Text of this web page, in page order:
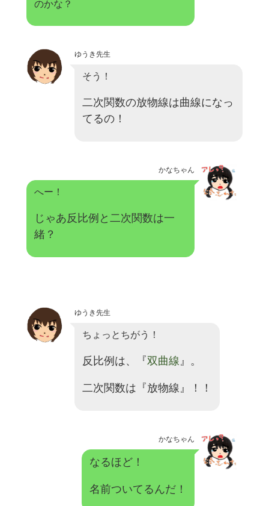
のかな？
ゆうき先生
そう！
二次関数の放物線は曲線になっ
てるの！
かなちゃん
へー！
じゃあ反比例と二次関数は一
緒？
ゆうき先生
ちょっとちがう！
反比例は、『双曲線 』。
二次関数は『放物線』！！
かなちゃん
なるほど！
名前ついてるんだ！